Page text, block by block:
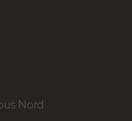
Nord